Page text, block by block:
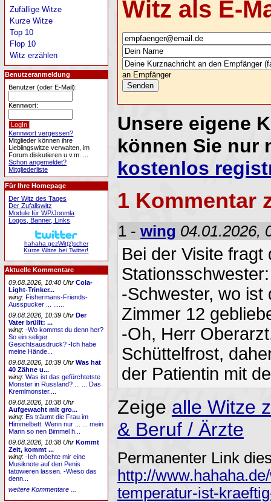
Witz als E-
an Empfänger
Unsere eigene
können Sie nur
kostenlos
1 Kommentar
1 - wing 04.01.2026,
Bei der Visite
Stationsschwester:
-Schwester, wo ist
Zimmer 12
-Oh, Herr
Schüttelfrost,
der Patientin mit
Zeige alle Witze
& Beruf / Ärzte
Permanenter Link
http://
temperatur-ist-
Zufällige Witze
Kurze Witze
Top 10
Flop 10
Witz erzählen
Benutzeranmeldung
Benutzer (oder E-Mail):
Kennwort:
Kennwort vergessen?
Mitglieder können ihre
Lieblingswitze verwalten, im
Forum diskutieren u.v.m. ...
Schon angemeldet?
Mitgliederliste
Für Ihre Homepage
Der Witz des Tages
Der Zufallswitz
Module für WP/Joomla
Logos, Banner, Links
hahaha gezWit(z)scher
Kurze Witze bei Twitter!
Aktuelle Kommentare
09.08.2026, 10:40 Uhr Cola-
Light-Trinker...
wing:Fishermans-Friends-
Ausspucker ... ......
09.08.2026, 10:39 Uhr Der
Vater brüllt: ...
wing:-Wo kommst du denn her?
So ein seliger
Gesichtsausdruck? -Ich habe
meine Hände...
09.08.2026, 10:39 Uhr Was hat
40 Zähne u...
wing:Was ist das gefürchtetste
Monster in Russland? ... ... Das
Kremlmonster....
09.08.2026, 10:38 Uhr
Aufgewacht mit gro...
wing:Es träumt die Frau im
Himmelbett: Wenn nur ... ... mein
Mann so nen Bimmel h...
09.08.2026, 10:38 Uhr Kommt
Zeit, kommt ...
wing:-Ich möchte mir eine
Musiknote auf den Penis
tätowieren lassen. -Wieso das
denn...
weitere Kommentare ...